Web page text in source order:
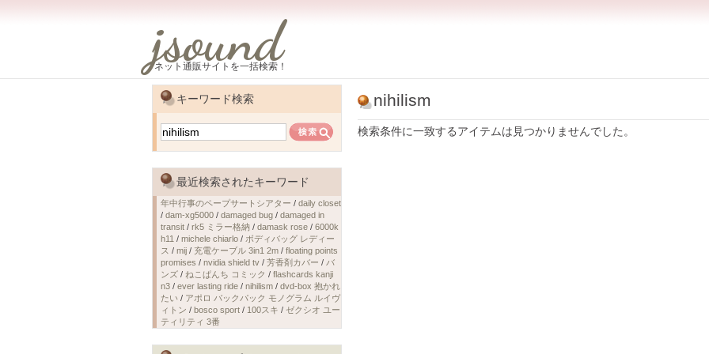
jsound
ネット通販サイトを一括検索！
nihilism
検索条件に一致するアイテムは見つかりませんでした。
キーワード検索
最近検索されたキーワード
年中行事のペープサートシアター / daily closet
/ dam-xg5000 / damaged bug / damaged in
transit / rk5 ミラー格納 / damask rose / 6000k
h11 / michele chiarlo / ボディバッグ レディー
ス / mij / 充電ケーブル 3in1 2m / floating points
promises / nvidia shield tv / 芳香剤カバー / バ
ンズ / ねこぱんち コミック / flashcards kanji
n3 / ever lasting ride / nihilism / dvd-box 抱かれ
たい / アポロ バックパック モノグラム ルイヴ
ィトン / bosco sport / 100スキ / ゼクシオ ユー
ティリティ 3番